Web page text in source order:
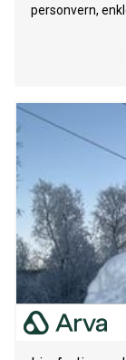
personvern,